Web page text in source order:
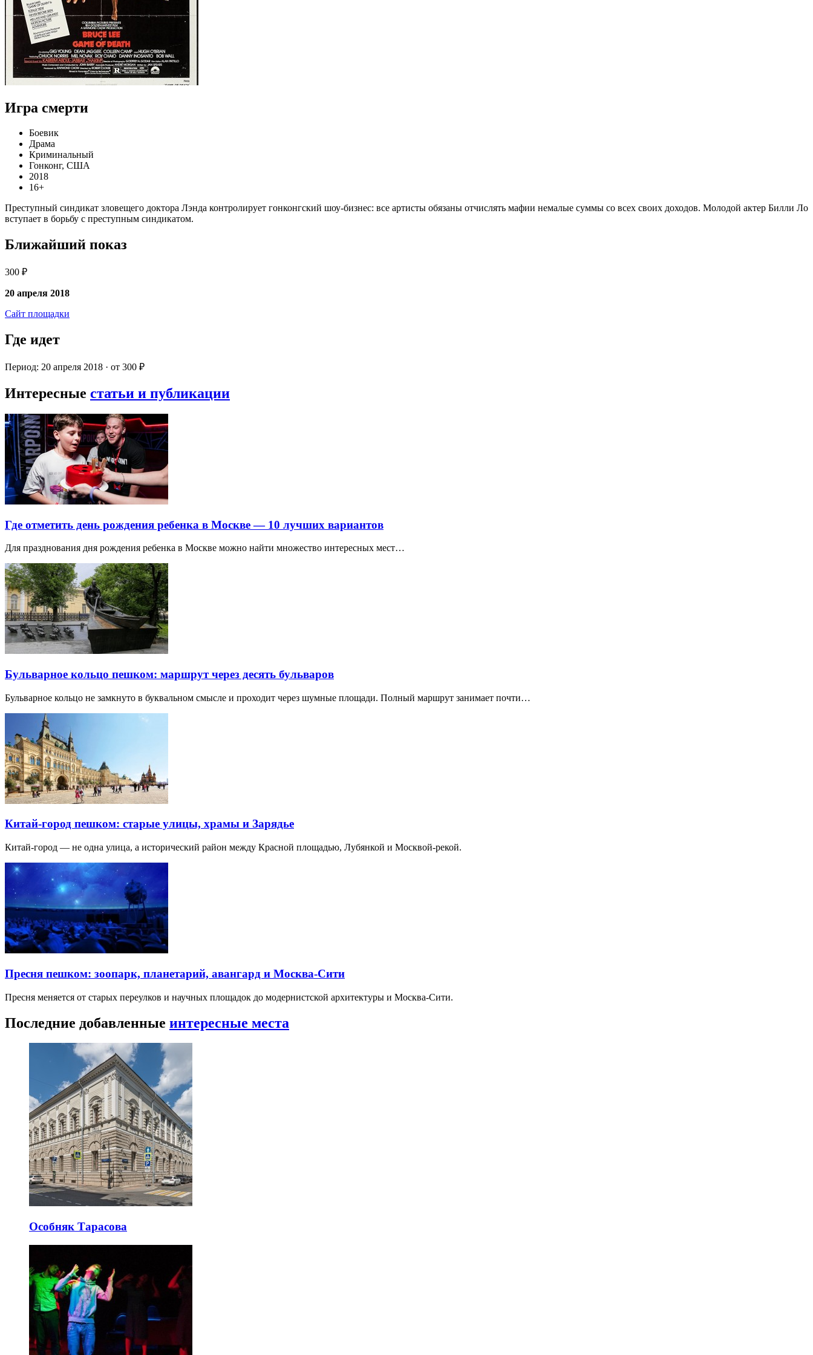
Игра смерти
Боевик
Драма
Криминальный
Гонконг, США
2018
16+
Преступный синдикат зловещего доктора Лэнда контролирует гонконгский шоу-бизнес: все артисты обязаны отчислять мафии немалые суммы со всех своих доходов. Молодой актер Билли Ло
вступает в борьбу с преступным синдикатом.
Ближайший показ
300 ₽
20 апреля 2018
Сайт площадки
Где идет
Период: 20 апреля 2018 · от 300 ₽
Интересные статьи и публикации
Где отметить день рождения ребенка в Москве — 10 лучших вариантов
Для празднования дня рождения ребенка в Москве можно найти множество интересных мест…
Бульварное кольцо пешком: маршрут через десять бульваров
Бульварное кольцо не замкнуто в буквальном смысле и проходит через шумные площади. Полный маршрут занимает почти…
Китай-город пешком: старые улицы, храмы и Зарядье
Китай-город — не одна улица, а исторический район между Красной площадью, Лубянкой и Москвой-рекой.
Пресня пешком: зоопарк, планетарий, авангард и Москва-Сити
Пресня меняется от старых переулков и научных площадок до модернистской архитектуры и Москва-Сити.
Последние добавленные интересные места
Особняк Тарасова